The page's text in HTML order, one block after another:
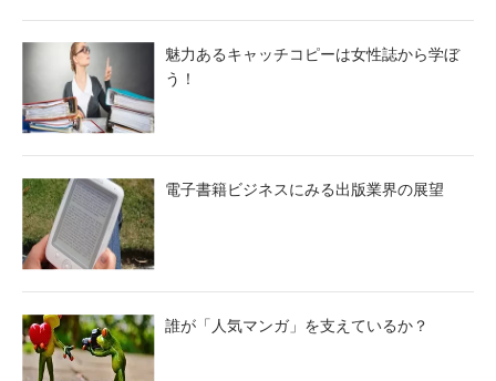
魅力あるキャッチコピーは女性誌から学ぼ
う！
電子書籍ビジネスにみる出版業界の展望
誰が「人気マンガ」を支えているか？